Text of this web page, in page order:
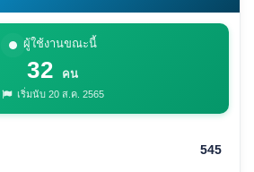
ผู้ใช้งานขณะนี้
32 คน
เริ่มนับ 20 ส.ค. 2565
545